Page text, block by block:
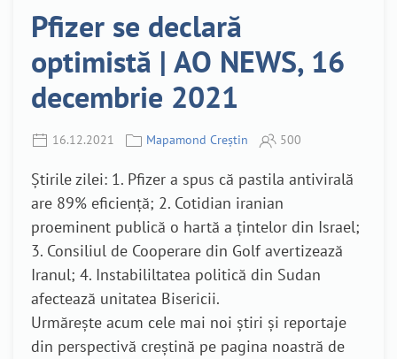
Pfizer se declară
optimistă | AO NEWS, 16
decembrie 2021
16.12.2021 Mapamond Creștin 500
Știrile zilei: 1. Pfizer a spus că pastila antivirală
are 89% eficiență; 2. Cotidian iranian
proeminent publică o hartă a țintelor din Israel;
3. Consiliul de Cooperare din Golf avertizează
Iranul; 4. Instabililtatea politică din Sudan
afectează unitatea Bisericii.
Urmărește acum cele mai noi știri și reportaje
din perspectivă creștină pe pagina noastră de